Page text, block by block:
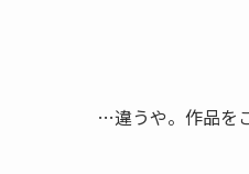
…違うや。作品を